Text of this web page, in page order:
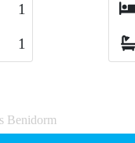
1
1
Benidorm